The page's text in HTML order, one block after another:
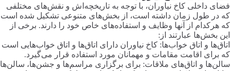
فضای داخلی کاخ نیاوران، با توجه به تاریخچه‌اش و نقش‌های مختلفی
که در طول زمان داشته است، از بخش‌های متنوعی تشکیل شده است
که هرکدام از آنها وظایف و استفاده‌های خاص خود را دارند. برخی از
این بخش‌ها عبارتند از:
اتاق‌ها و اتاق خواب‌ها: کاخ نیاوران دارای اتاق‌ها و اتاق خواب‌هایی است
که برای اقامت مقامات و مهمانان مورد استفاده قرار می‌گیرد.
سالن‌ها و اتاق‌های ملاقات: برای برگزاری مراسم‌ها و جشن‌ها، سالن‌ها